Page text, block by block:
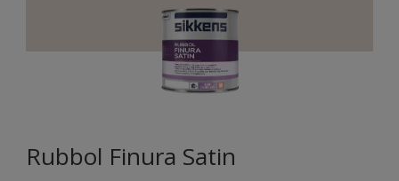
Rubbol Finura Satin